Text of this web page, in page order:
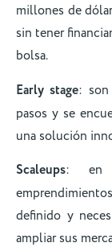
millones de
sin tener
bolsa.
Early stage: son
pasos y se
una solución
Scaleups: en
definido y
ampliar sus